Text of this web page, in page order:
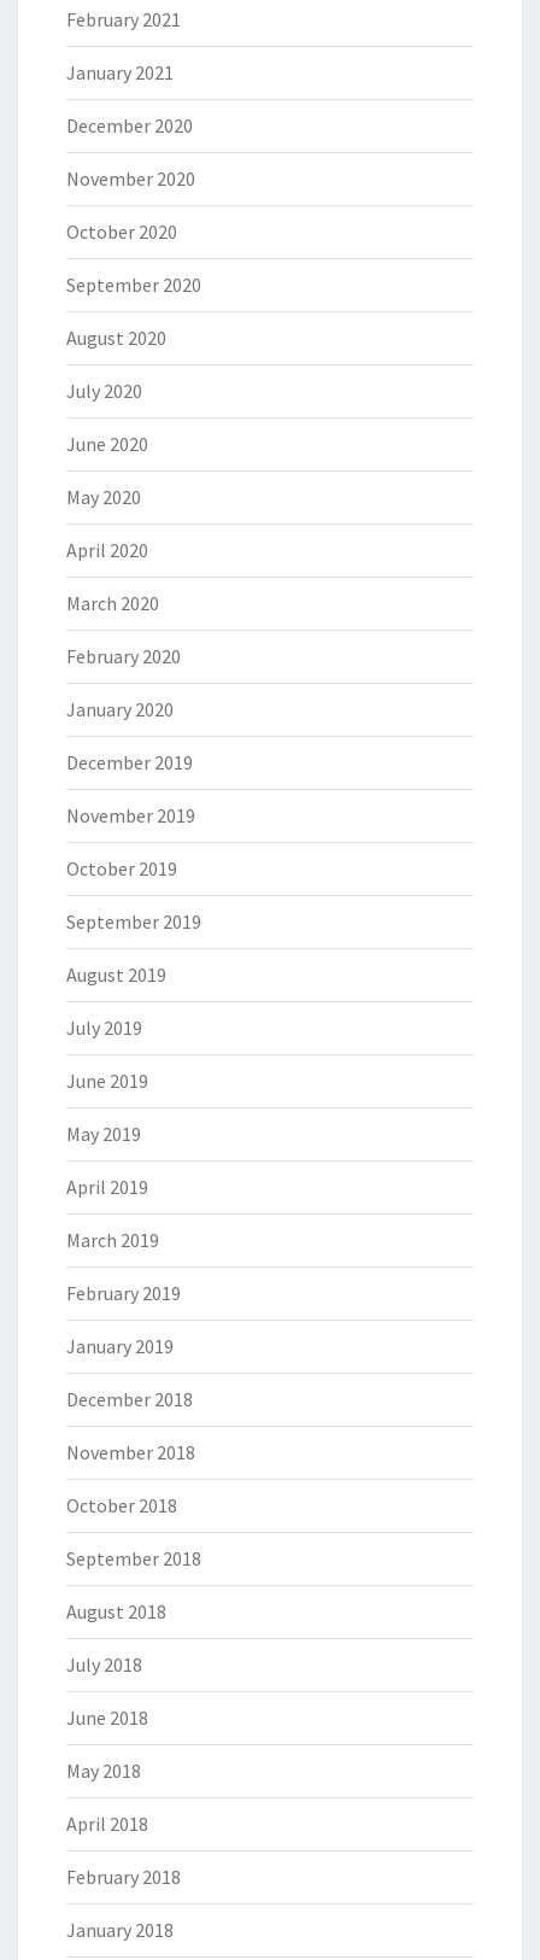
February 2021
January 2021
December 2020
November 2020
October 2020
September 2020
August 2020
July 2020
June 2020
May 2020
April 2020
March 2020
February 2020
January 2020
December 2019
November 2019
October 2019
September 2019
August 2019
July 2019
June 2019
May 2019
April 2019
March 2019
February 2019
January 2019
December 2018
November 2018
October 2018
September 2018
August 2018
July 2018
June 2018
May 2018
April 2018
February 2018
January 2018